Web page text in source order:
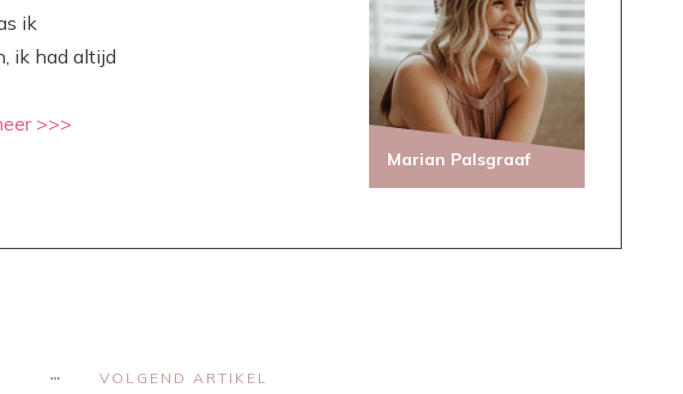
ik
ik had altijd
>>>
Marian Palsgraaf
VOLGEND ARTIKEL